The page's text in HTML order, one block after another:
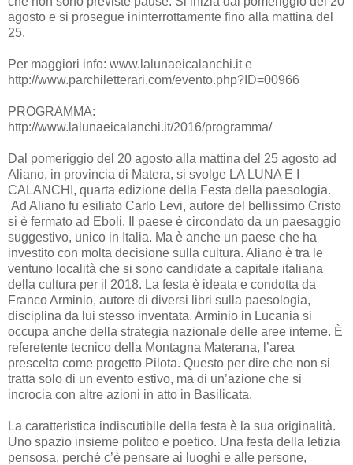
agosto e si prosegue ininterrottamente fino alla mattina del
25.
Per maggiori info: www.lalunaeicalanchi.it e
http://www.parchiletterari.com/evento.php?ID=00966
PROGRAMMA:
http://www.lalunaeicalanchi.it/2016/programma/
Dal pomeriggio del 20 agosto alla mattina del 25 agosto ad
Aliano, in provincia di Matera, si svolge LA LUNA E I
CALANCHI, quarta edizione della Festa della paesologia.
Ad Aliano fu esiliato Carlo Levi, autore del bellissimo Cristo
si è fermato ad Eboli. Il paese è circondato da un paesaggio
suggestivo, unico in Italia. Ma è anche un paese che ha
investito con molta decisione sulla cultura. Aliano è tra le
ventuno località che si sono candidate a capitale italiana
della cultura per il 2018. La festa è ideata e condotta da
Franco Arminio, autore di diversi libri sulla paesologia,
disciplina da lui stesso inventata. Arminio in Lucania si
occupa anche della strategia nazionale delle aree interne. È
referetente tecnico della Montagna Materana, l’area
prescelta come progetto Pilota. Questo per dire che non si
tratta solo di un evento estivo, ma di un’azione che si
incrocia con altre azioni in atto in Basilicata.
La caratteristica indiscutibile della festa è la sua originalità.
Uno spazio insieme politco e poetico. Una festa della letizia
pensosa, perché c’è pensare ai luoghi e alle persone,